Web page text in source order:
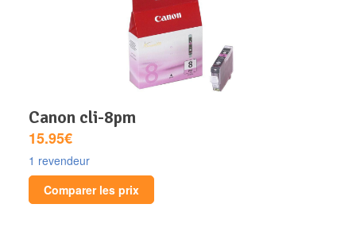
canon cli-8pm
15.95€
1 revendeur
Comparer les prix